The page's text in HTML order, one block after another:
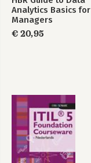
Analytics Basics for
Managers
€ 20,95